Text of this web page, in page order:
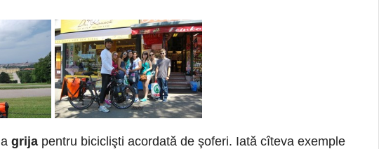
grija pentru biciclişti acordată de şoferi. Iată cîteva exemple